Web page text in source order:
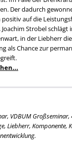
Der dadurch
auf die
Strobel schlägt
in der Liebherr
als Chance zur
VDBUM Großseminar,
Liebherr, Komponente,